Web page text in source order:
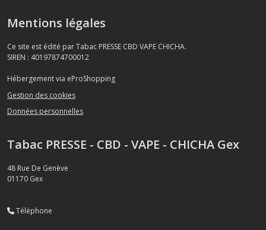
Mentions légales
Ce site est édité par Tabac PRESSE CBD VAPE CHICHA.
SIREN : 40197874700012
Hébergement via eProShopping
Gestion des cookies
Données personnelles
Tabac PRESSE - CBD - VAPE - CHICHA Gex
48 Rue De Genève
01170 Gex
Téléphone